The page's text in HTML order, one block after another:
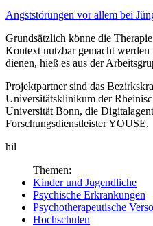
Angststörungen vor allem bei
Grundsätzlich könne die
Kontext nutzbar gemacht
dienen, hieß es aus der
Projektpartner sind das
Universitätsklinikum der
Universität Bonn, die
Forschungsdienstleister YOUSE.
hil
Themen:
Kinder und Jugendliche
Psychische Erkrankungen
Psychotherapeutische
Hochschulen